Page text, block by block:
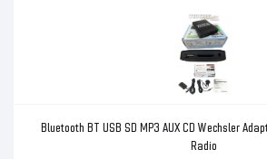
Bluetooth BT USB SD MP3 AUX CD Wechsler
Radio